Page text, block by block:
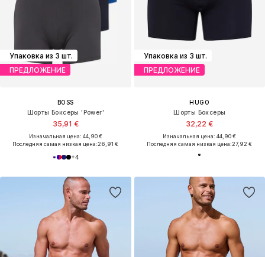
Упаковка из 3 шт.
ПРЕДЛОЖЕНИЕ
BOSS
Шорты Боксеры 'Power'
35,91 €
Изначальная цена: 44,90 €
Последняя самая низкая цена:26,91 €
+4
Упаковка из 3 шт.
ПРЕДЛОЖЕНИЕ
HUGO
Шорты Боксеры
32,22 €
Изначальная цена: 44,90 €
Последняя самая низкая цена:27,92 €